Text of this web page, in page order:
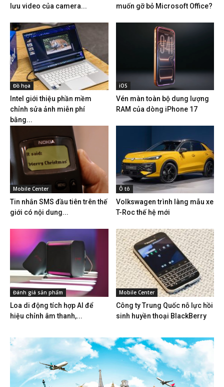
lưu video của camera...
muốn gỡ bỏ Microsoft Office?
Đồ họa
Intel giới thiệu phần mềm
chỉnh sửa ảnh miễn phí
bằng...
iOS
Vén màn toàn bộ dung lượng
RAM của dòng iPhone 17
Mobile Center
Tin nhắn SMS đầu tiên trên thế
giới có nội dung...
Ô tô
Volkswagen trình làng mẫu xe
T-Roc thế hệ mới
Đánh giá sản phẩm
Loa di động tích hợp AI để
hiệu chỉnh âm thanh,...
Mobile Center
Công ty Trung Quốc nỗ lực hồi
sinh huyền thoại BlackBerry